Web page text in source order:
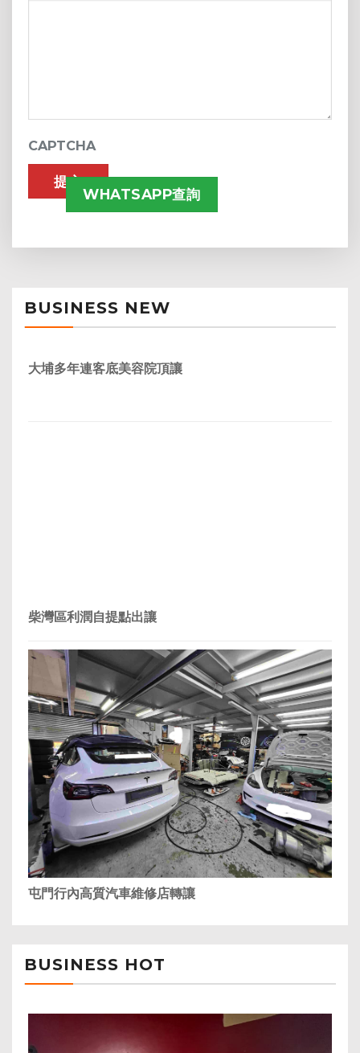
CAPTCHA
WHATSAPP查詢
BUSINESS NEW
大埔多年連客底美容院頂讓
柴灣區利潤自提點出讓
屯門行內高質汽車維修店轉讓
BUSINESS HOT